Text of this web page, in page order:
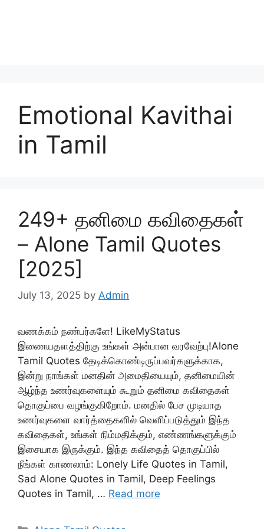
Emotional Kavithai
in Tamil
249+ தனிமை கவிதைகள்
– Alone Tamil Quotes
[2025]
July 13, 2025 by Admin
வணக்கம் நண்பர்களே! LikeMyStatus
இணையதளத்திற்கு உங்கள் அன்பான வரவேற்பு!Alone
Tamil Quotes தேடிக்கொண்டிருப்பவர்களுக்காக,
இன்று நாங்கள் மனதின் அமைதியையும், தனிமையின்
ஆழ்ந்த உணர்வுகளையும் கூறும் தனிமை கவிதைகள்
தொகுப்பை வழங்குகிறோம். மனதில் பேச முடியாத
உணர்வுகளை வார்த்தைகளில் வெளிப்படுத்தும் இந்த
கவிதைகள், உங்கள் நிம்மதிக்கும், எண்ணங்களுக்கும்
இசையாக இருக்கும். இந்த கவிதைத் தொகுப்பில்
நீங்கள் காணலாம்: Lonely Life Quotes in Tamil,
Sad Alone Quotes in Tamil, Deep Feelings
Quotes in Tamil, … Read more